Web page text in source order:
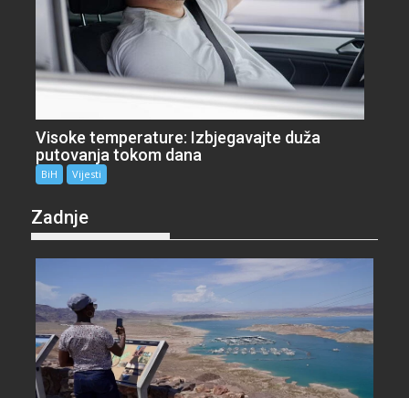
Visoke temperature: Izbjegavajte duža
putovanja tokom dana
BiH Vijesti
Zadnje